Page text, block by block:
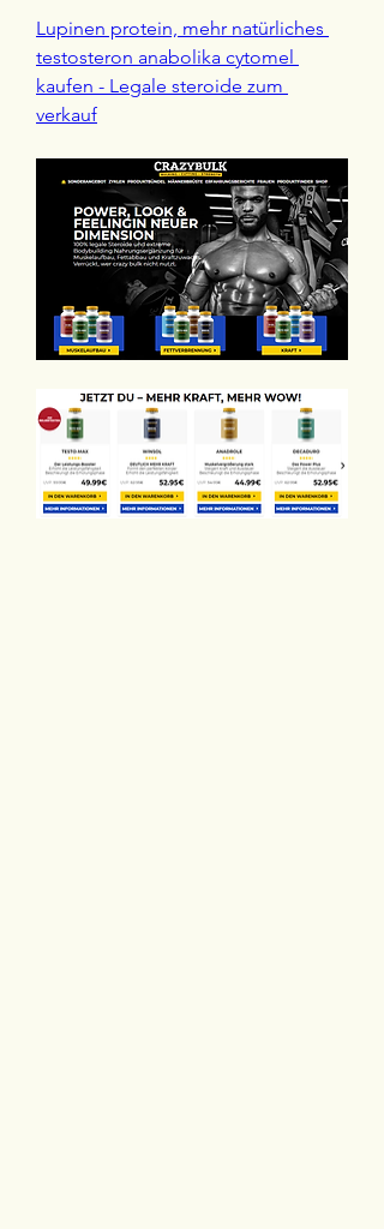
Lupinen protein, mehr natürliches
testosteron anabolika cytomel
kaufen - Legale steroide zum
verkauf